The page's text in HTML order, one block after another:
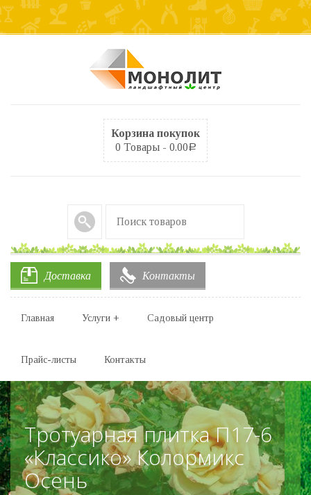
Корзина покупок
0 Товары - 0.00Р
Доставка Контакты
Главная Услуги + Садовый центр
Прайс-листы Контакты
Тротуарная плитка П17-6
«Классико» Колормикс
Осень